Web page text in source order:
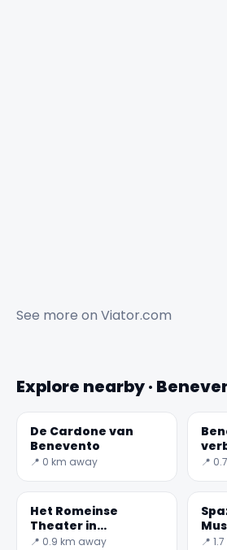
See more on Viator.com
Explore nearby ·
De Cardone van
Benevento
📍 0 km away 📍
Het Romeinse
Theater in
Benevento
📍 0.9 km away 📍